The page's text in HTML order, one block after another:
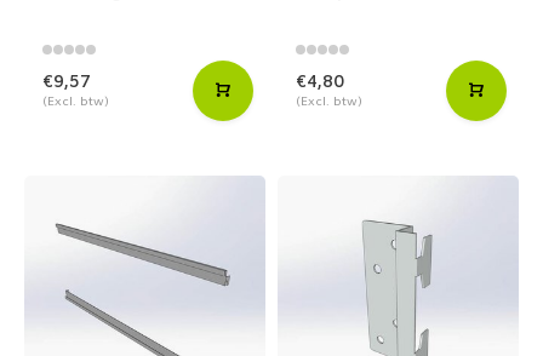
€9,57
(Excl. btw)
€4,80
(Excl. btw)